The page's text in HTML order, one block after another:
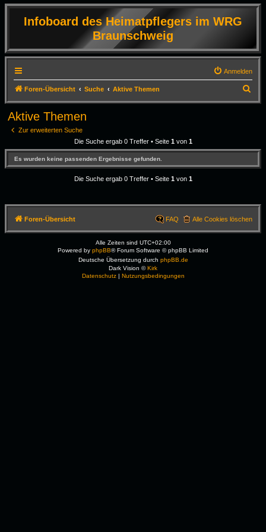
Infoboard des Heimatpflegers im WRG
Braunschweig
Anmelden
Foren-Übersicht Suche Aktive Themen
u
Aktive Themen
Zur erweiterten Suche
Die Suche ergab 0 Treffer • Seite 1von 1
Es wurden keine passenden Ergebnisse gefunden.
Die Suche ergab 0 Treffer • Seite 1von 1
Foren-Übersicht Alle Cookies löschen
FAQ
Alle Zeiten sind UTC+02:00
Powered by phpBB® Forum Software © phpBB Limited
Deutsche Übersetzung durch phpBB.de
Dark Vision ©Kirk
Datenschutz| Nutzungsbedingungen